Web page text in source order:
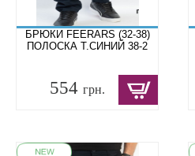
БРЮКИ FEERARS (32-38)
ПОЛОСКА Т.СИНИЙ 38-2
554 грн.